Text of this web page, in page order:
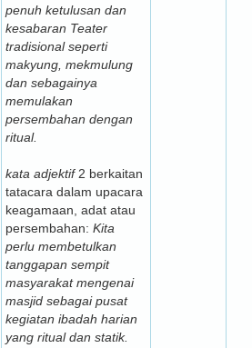
penuh ketulusan dan
kesabaran Teater
tradisional seperti
makyung, mekmulung
dan sebagainya
memulakan
persembahan dengan
ritual.
kata adjektif 2 berkaitan
tatacara dalam upacara
keagamaan, adat atau
persembahan: Kita
perlu membetulkan
tanggapan sempit
masyarakat mengenai
masjid sebagai pusat
kegiatan ibadah harian
yang ritual dan statik.